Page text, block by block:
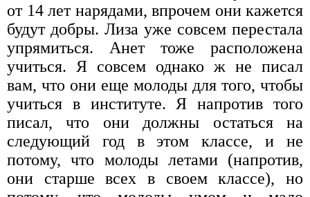
от 14 лет нарядами, впрочем они кажется
будут добры. Лиза уже совсем перестала
упрямиться. Анет тоже расположена
учиться. Я совсем однако ж не писал
вам, что они еще молоды для того, чтобы
учиться в институте. Я напротив того
писал, что они должны остаться на
следующий год в этом классе, и не
потому, что молоды летами (напротив,
они старше всех в своем классе), но